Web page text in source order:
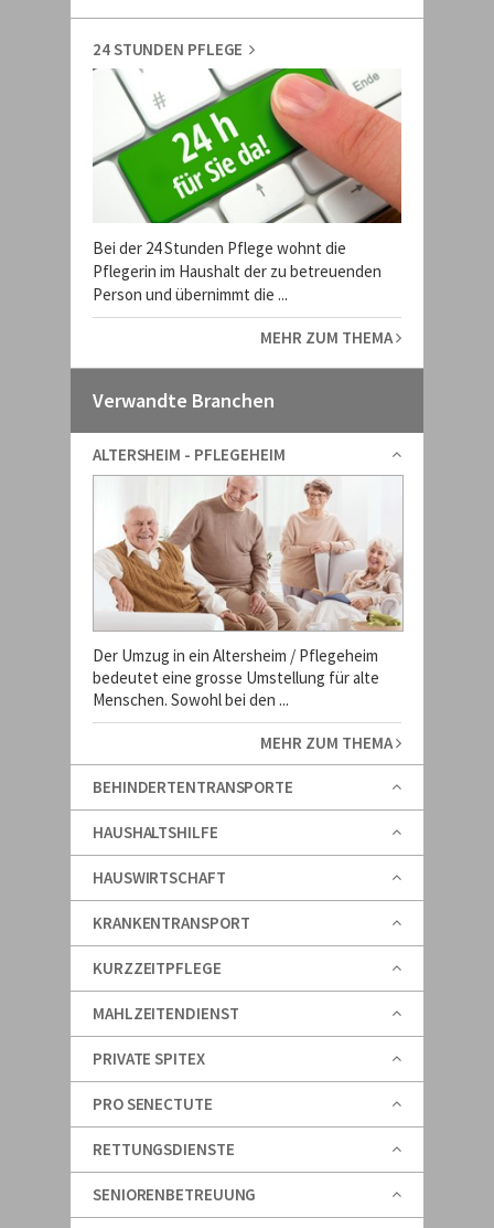
24 STUNDEN PFLEGE
Bei der 24 Stunden Pflege wohnt die
Pflegerin im Haushalt der zu betreuenden
Person und übernimmt die ...
MEHR ZUM THEMA
Verwandte Branchen
ALTERSHEIM - PFLEGEHEIM
Der Umzug in ein Altersheim / Pflegeheim
bedeutet eine grosse Umstellung für alte
Menschen. Sowohl bei den ...
MEHR ZUM THEMA
BEHINDERTENTRANSPORTE
HAUSHALTSHILFE
HAUSWIRTSCHAFT
KRANKENTRANSPORT
KURZZEITPFLEGE
MAHLZEITENDIENST
PRIVATE SPITEX
PRO SENECTUTE
RETTUNGSDIENSTE
SENIORENBETREUUNG